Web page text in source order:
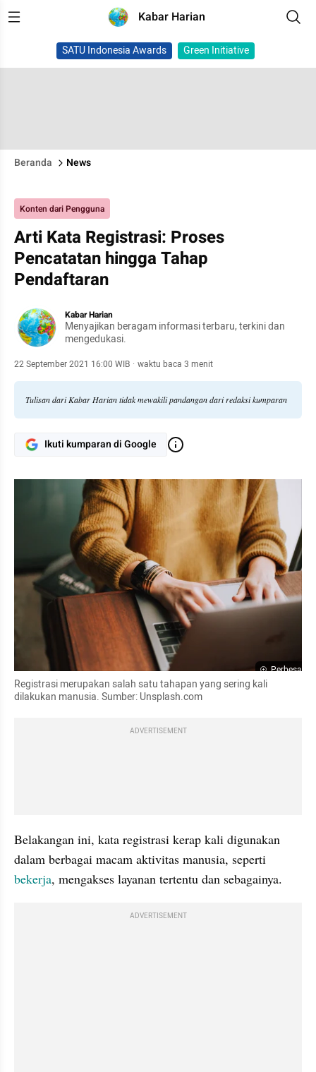
Kabar Harian
SATU Indonesia Awards Green Initiative
Beranda News
Konten dari Pengguna
Arti Kata Registrasi: Proses
Pencatatan hingga Tahap
Pendaftaran
Kabar Harian
Menyajikan beragam informasi terbaru, terkini dan
mengedukasi.
22 September 2021 16:00 WIB · waktu baca 3 menit
Tulisan dari Kabar Harian tidak mewakili pandangan dari redaksi kumparan
Ikuti kumparan di Google
Perbesar
Registrasi merupakan salah satu tahapan yang sering kali
dilakukan manusia. Sumber: Unsplash.com
ADVERTISEMENT
Belakangan ini, kata registrasi kerap kali digunakan
bekerja, mengakses layanan tertentu dan sebagainya.
ADVERTISEMENT